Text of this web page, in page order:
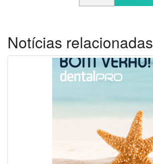
Notícias relacionadas